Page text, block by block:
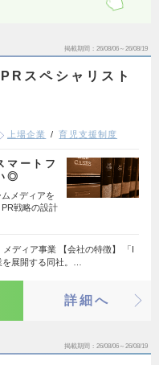
掲載期間 26/08/06～26/08/19
スペシャリスト
上場企業 育児支援制度
マートフ
◎
メディアを
戦略の設計
メディア事業 【会社の特徴】 「I
展開する同社。…
詳細へ
掲載期間 26/08/06～26/08/19